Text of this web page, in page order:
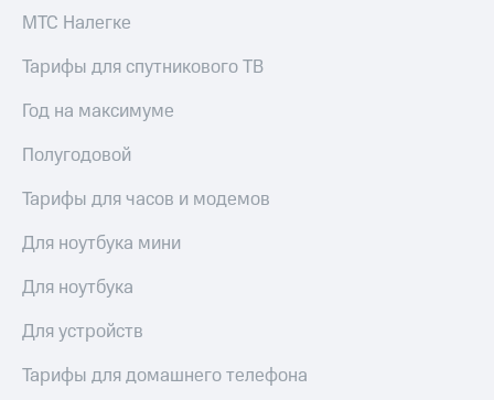
Подписка
интернета,
музыка
другое
Семейная
группа
Скидка
на тарифы,
общие
подписки
и услуги,
к геолокации
под
в Мой МТС
Посмотрите,
полезного
в нашем
Музыка
МТС Налегке
Тарифы для спутникового ТВ
Год на максимуме
Полугодовой
Тарифы для часов и модемов
Для ноутбука мини
Для ноутбука
Для устройств
Тарифы для домашнего телефона